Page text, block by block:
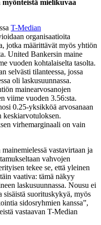
mielikuvaa
T-Median
organisaatioita
jotka määrittävät myös yhtiön
United Bankersin maine
vuoden kohtalaiselta tasolta.
selvästi tilanteessa, jossa
oli laskusuunnassa.
mainearvosanojen
viime vuoden 3.56:sta.
0.25-yksikköä arvosanaan
virhemarginaali on vain
vastavirtaan ja
vahvojen
tekee se, että yleinen
vaativa: tämä näkyy
laskusuunnassa. Nousu ei
sisäistä suorituskykyä, myös
sidosryhmien kanssa”,
vastaavan T-Median